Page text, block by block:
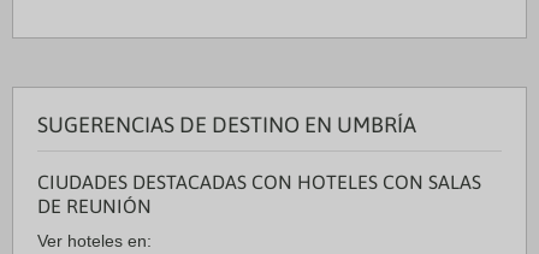
SUGERENCIAS DE DESTINO EN UMBRÍA
CIUDADES DESTACADAS CON HOTELES CON SALAS
DE REUNIÓN
Ver hoteles en: